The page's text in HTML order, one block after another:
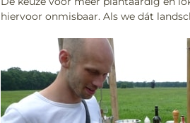
hiervoor onmisbaar. Als we dát